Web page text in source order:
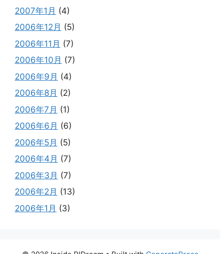
2007年1月 (4)
2006年12月 (5)
2006年11月 (7)
2006年10月 (7)
2006年9月 (4)
2006年8月 (2)
2006年7月 (1)
2006年6月 (6)
2006年5月 (5)
2006年4月 (7)
2006年3月 (7)
2006年2月 (13)
2006年1月 (3)